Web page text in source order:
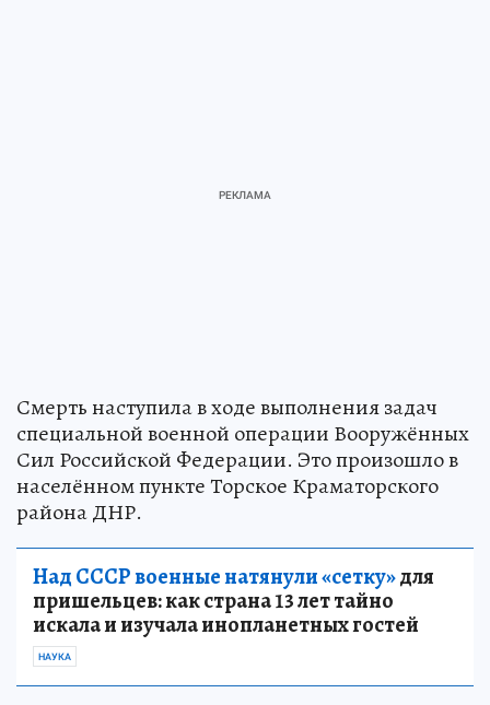
Смерть наступила в ходе выполнения задач
специальной военной операции Вооружённых
Сил Российской Федерации. Это произошло в
населённом пункте Торское Краматорского
района ДНР.
Над СССР военные натянули «сетку»для
пришельцев: как страна 13 лет тайно
искала и изучала инопланетных гостей
НАУКА